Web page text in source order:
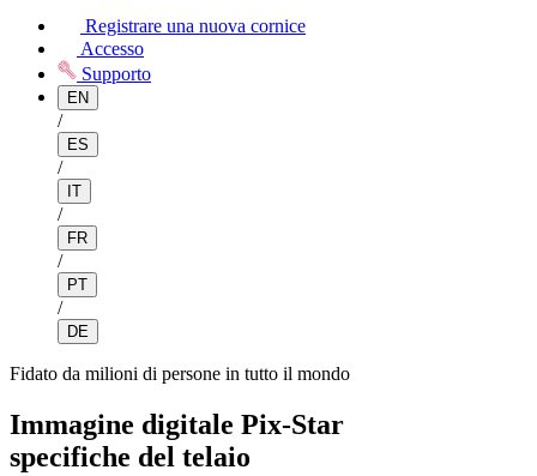
Registrare una nuova cornice
Accesso
Supporto
EN
/
ES
/
IT
/
FR
/
PT
/
DE
Fidato da milioni di persone in tutto il mondo
Immagine digitale Pix-Star
specifiche del telaio